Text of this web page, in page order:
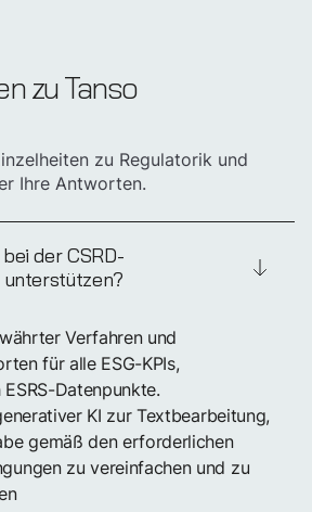
verständlich
Demo buchen
zu Tanso
zu Regulatorik und
Ihre Antworten.
der CSRD-
Verfahren und
für alle ESG-KPIs,
Datenpunkte.
KI zur Textbearbeitung,
gemäß den erforderlichen
zu vereinfachen und zu